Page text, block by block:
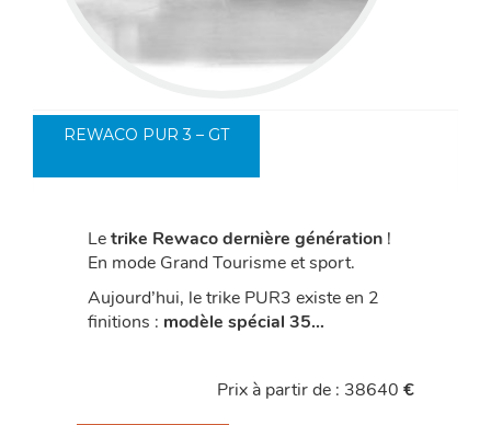
REWACO PUR 3 – GT
Letrike Rewaco dernière génération !
En mode Grand Tourisme et sport.
Aujourd’hui, le trike PUR3 existe en 2
finitions : modèle spécial 35…
Prix à partir de : 38640 €